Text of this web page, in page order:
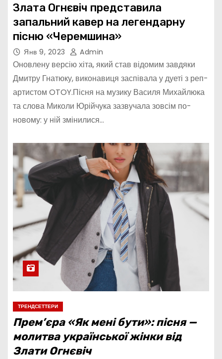
Злата Огнєвіч представила
запальний кавер на легендарну
пісню «Черемшина»
Янв 9, 2023 Admin
Оновлену версію хіта, який став відомим завдяки
Дмитру Гнатюку, виконавиця заспівала у дуеті з реп-
артистом OTOY.Пісня на музику Василя Михайлюка
та слова Миколи Юрійчука зазвучала зовсім по-
новому: у ній змінилися…
ТРЕНДСЕТТЕРИ
Прем’єра «Як мені бути»: пісня —
молитва української жінки від
Злати Огнєвіч